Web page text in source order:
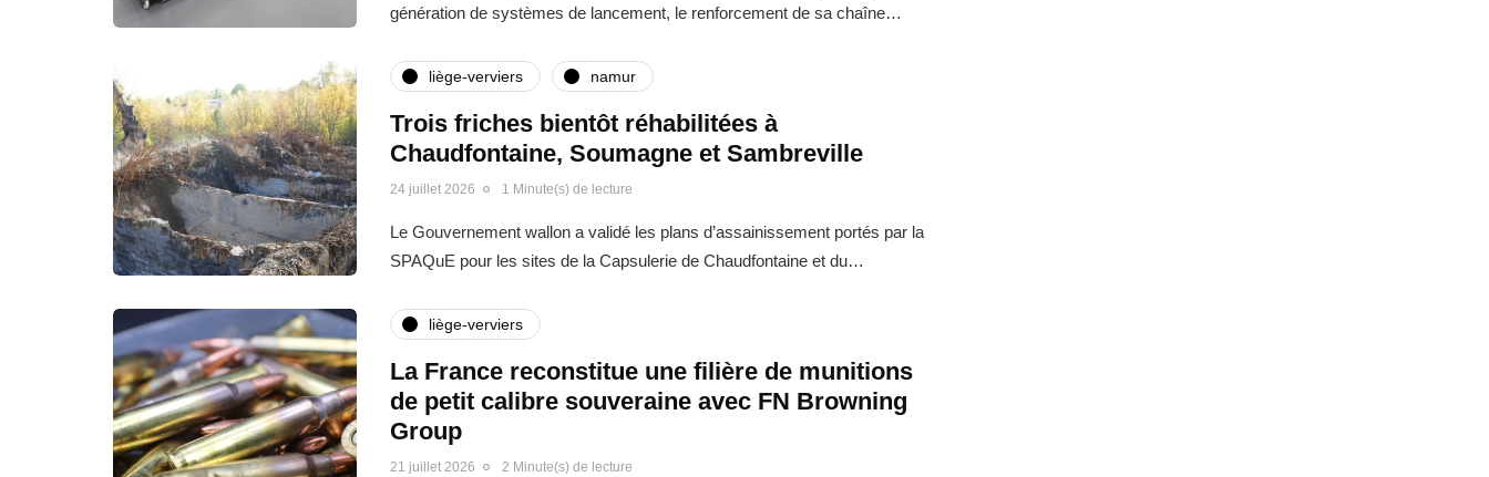
génération de systèmes de lancement, le renforcement de sa chaîne…
liège-verviers namur
Trois friches bientôt réhabilitées à
Chaudfontaine, Soumagne et Sambreville
24 juillet 2026 1 Minute(s) de lecture
Le Gouvernement wallon a validé les plans d’assainissement portés par la
SPAQuE pour les sites de la Capsulerie de Chaudfontaine et du…
liège-verviers
La France reconstitue une filière de munitions
de petit calibre souveraine avec FN Browning
Group
21 juillet 2026 2 Minute(s) de lecture